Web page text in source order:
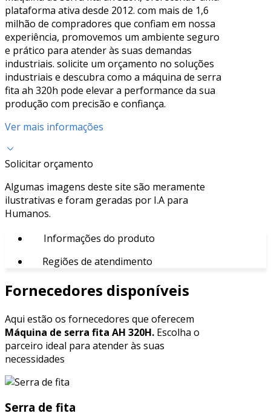
plataforma ativa desde 2012. com mais de 1,6
milhão de compradores que confiam em nossa
experiência, promovemos um ambiente seguro
e prático para atender às suas demandas
industriais. solicite um orçamento no soluções
industriais e descubra como a máquina de serra
fita ah 320h pode elevar a performance da sua
produção com precisão e confiança.
Ver mais informações
Solicitar orçamento
Algumas imagens deste site são meramente
ilustrativas e foram geradas por I.A para
Humanos.
Informações do produto
Regiões de atendimento
Fornecedores disponíveis
Aqui estão os fornecedores que oferecem
Máquina de serra fita AH 320H. Escolha o
parceiro ideal para atender às suas
necessidades
Serra de fita